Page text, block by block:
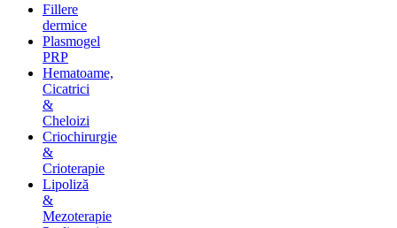
Fillere
dermice
Plasmogel
PRP
Hematoame,
Cicatrici
&
Cheloizi
Criochirurgie
&
Crioterapie
Lipoliză
&
Mezoterapie